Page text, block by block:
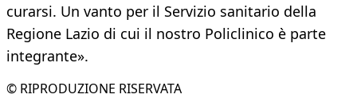
curarsi. Un vanto per il Servizio sanitario della
Regione Lazio di cui il nostro Policlinico è parte
integrante».
© RIPRODUZIONE RISERVATA